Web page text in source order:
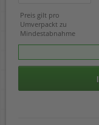
Preis gilt pro
Umverpackt zu
Mindestabnahme